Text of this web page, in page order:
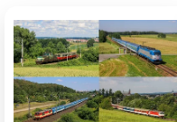
Nejdražší
Nejprodávanější
Abecedně